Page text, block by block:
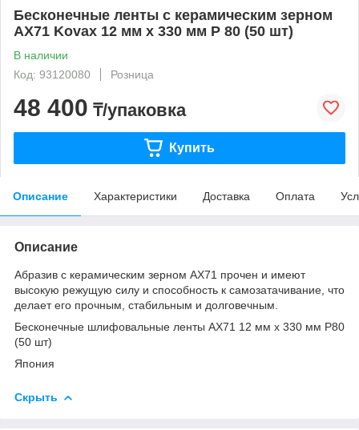
Бесконечные ленты с керамическим зерном
AX71 Kovax 12 мм x 330 мм P 80 (50 шт)
В наличии
Код: 93120080
Розница
48 400 ₸/упаковка
Купить
Описание Характеристики Доставка Оплата
Описание
Абразив с керамическим зерном AX71 прочен и имеют
высокую режущую силу и способность к самозатачивание, что
делает его прочным, стабильным и долговечным.
Бесконечные шлифовальные ленты AX71 12 мм х 330 мм P80
(50 шт)
Япония
Скрыть